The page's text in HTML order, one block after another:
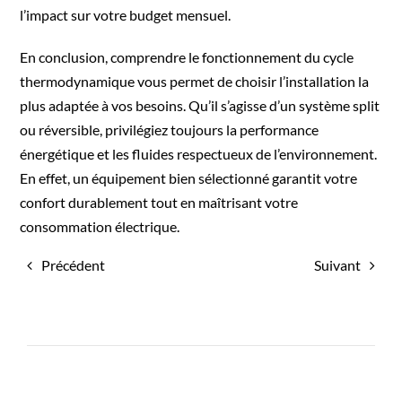
l’impact sur votre budget mensuel.
En conclusion, comprendre le fonctionnement du cycle
thermodynamique vous permet de choisir l’installation la
plus adaptée à vos besoins. Qu’il s’agisse d’un système split
ou réversible, privilégiez toujours la performance
énergétique et les fluides respectueux de l’environnement.
En effet, un équipement bien sélectionné garantit votre
confort durablement tout en maîtrisant votre
consommation électrique.
Précédent Suivant